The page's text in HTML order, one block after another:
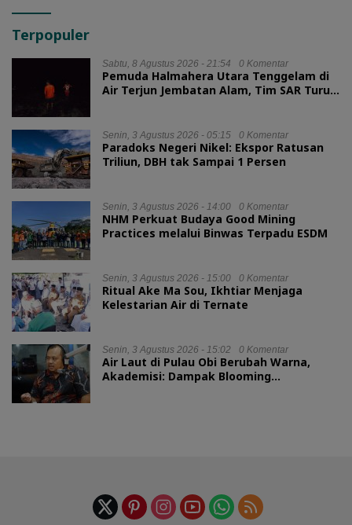
Terpopuler
Sabtu, 8 Agustus 2026 - 21:54 0 Komentar
Pemuda Halmahera Utara Tenggelam di
Air Terjun Jembatan Alam, Tim SAR Turun
Senin, 3 Agustus 2026 - 05:15 0 Komentar
Paradoks Negeri Nikel: Ekspor Ratusan
Triliun, DBH tak Sampai 1 Persen
Senin, 3 Agustus 2026 - 14:00 0 Komentar
NHM Perkuat Budaya Good Mining
Practices melalui Binwas Terpadu ESDM
Senin, 3 Agustus 2026 - 15:00 0 Komentar
Ritual Ake Ma Sou, Ikhtiar Menjaga
Kelestarian Air di Ternate
Senin, 3 Agustus 2026 - 15:02 0 Komentar
Air Laut di Pulau Obi Berubah Warna,
Akademisi: Dampak Blooming